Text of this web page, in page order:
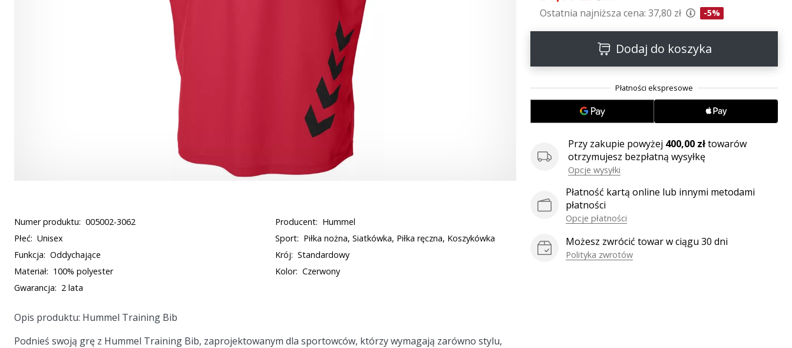
Ostatnia najniższa cena: 37,80 zł -5%
Dodaj do koszyka
Przy zakupie powyżej 400,00 złtowarów
otrzymujesz bezpłatną wysyłkę
Opcje wysyłki
Płatność kartą online lub innymi metodami
płatności
Opcje płatności
Możesz zwrócić towar w ciągu 30 dni
Polityka zwrotów
Numer produktu: 005002-3062 Producent: Hummel
Płeć: Unisex Sport: Piłka nożna, Siatkówka, Piłka ręczna, Koszykówka
Funkcja: Oddychające Krój: Standardowy
Materiał: 100% polyester Kolor: Czerwony
Gwarancja: 2 lata
Opis produktu: Hummel Training Bib
Podnieś swoją grę z Hummel Training Bib, zaprojektowanym dla sportowców, którzy wymagają zarówno stylu,